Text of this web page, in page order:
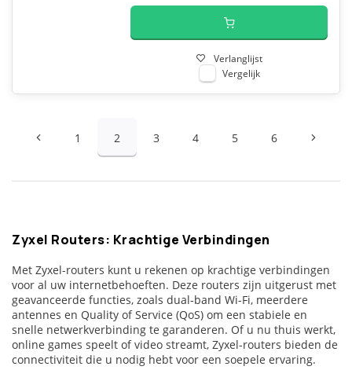
Verlanglijst
Vergelijk
1 2 3 4 5 6
Zyxel Routers: Krachtige Verbindingen
Met Zyxel-routers kunt u rekenen op krachtige verbindingen
voor al uw internetbehoeften. Deze routers zijn uitgerust met
geavanceerde functies, zoals dual-band Wi-Fi, meerdere
antennes en Quality of Service (QoS) om een stabiele en
snelle netwerkverbinding te garanderen. Of u nu thuis werkt,
online games speelt of video streamt, Zyxel-routers bieden de
connectiviteit die u nodig hebt voor een soepele ervaring.